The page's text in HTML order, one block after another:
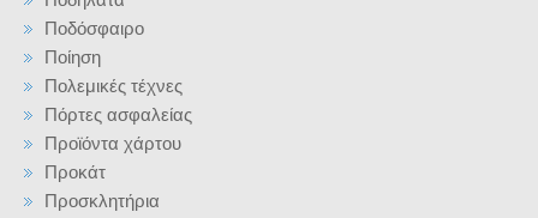
Ποδόσφαιρο
Ποίηση
Πολεμικές τέχνες
Πόρτες ασφαλείας
Προϊόντα χάρτου
Προκάτ
Προσκλητήρια